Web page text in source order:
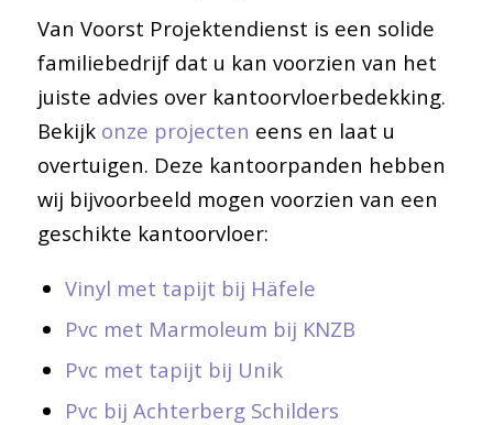
Van Voorst Projektendienst is een solide
familiebedrijf dat u kan voorzien van het
juiste advies over kantoorvloerbedekking.
Bekijk onze projecten eens en laat u
overtuigen. Deze kantoorpanden hebben
wij bijvoorbeeld mogen voorzien van een
geschikte kantoorvloer:
Vinyl met tapijt bij Häfele
Pvc met Marmoleum bij KNZB
Pvc met tapijt bij Unik
Pvc bij Achterberg Schilders